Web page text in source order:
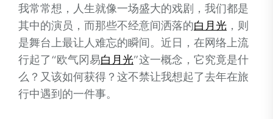
我常常想，人生就像一场盛大的戏剧，我们都是
其中的演员，而那些不经意间洒落的白月光 ，则
是舞台上最让人难忘的瞬间。近日，在网络上流
行起了“欧气冈易白月光”这一概念，它究竟是什
么？又该如何获得？这不禁让我想起了去年在旅
行中遇到的一件事。